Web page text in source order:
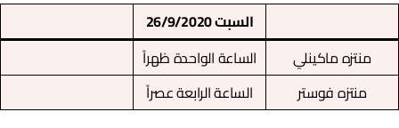
السبت 26/9/2020
منتزه ماكينلي
الساعة الواحدة ظهراً
منتزه فوستر
الساعة الرابعة عصراً